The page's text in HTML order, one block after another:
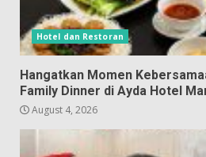
Hotel dan Restoran
Hangatkan Momen
Family Dinner di Ayda Hotel
August 4, 2026